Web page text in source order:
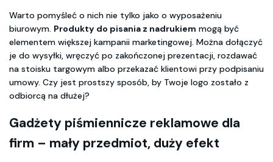
Warto pomyśleć o nich nie tylko jako o wyposażeniu
biurowym. Produkty do pisania z nadrukiem mogą być
elementem większej kampanii marketingowej. Można dołączyć
je do wysyłki, wręczyć po zakończonej prezentacji, rozdawać
na stoisku targowym albo przekazać klientowi przy podpisaniu
umowy. Czy jest prostszy sposób, by Twoje logo zostało z
odbiorcą na dłużej?
Gadżety piśmiennicze reklamowe dla
firm – mały przedmiot, duży efekt